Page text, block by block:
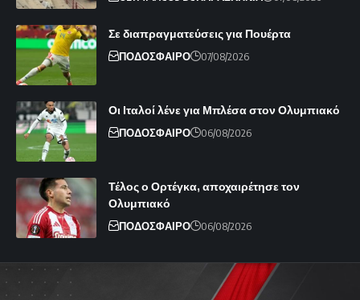
Σε διαπραγματεύσεις για Πουέρτα
ΠΟΔΟΣΦΑΙΡΟ 07/08/2026
Οι Ιταλοί λένε για Μπλέσα στον Ολυμπιακό
ΠΟΔΟΣΦΑΙΡΟ 06/08/2026
Τέλος ο Ορτέγκα, αποχαιρέτησε τον
Ολυμπιακό
ΠΟΔΟΣΦΑΙΡΟ 06/08/2026